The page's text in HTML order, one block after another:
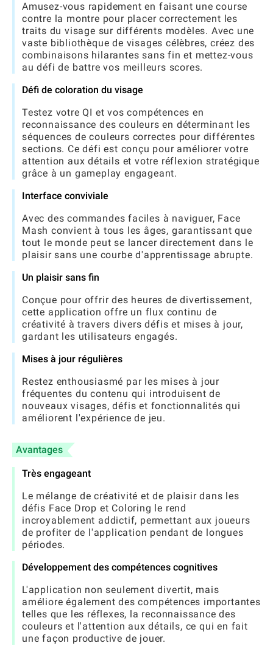
Amusez-vous rapidement en faisant une course
contre la montre pour placer correctement les
traits du visage sur différents modèles. Avec une
vaste bibliothèque de visages célèbres, créez des
combinaisons hilarantes sans fin et mettez-vous
au défi de battre vos meilleurs scores.
Défi de coloration du visage
Testez votre QI et vos compétences en
reconnaissance des couleurs en déterminant les
séquences de couleurs correctes pour différentes
sections. Ce défi est conçu pour améliorer votre
attention aux détails et votre réflexion stratégique
grâce à un gameplay engageant.
Interface conviviale
Avec des commandes faciles à naviguer, Face
Mash convient à tous les âges, garantissant que
tout le monde peut se lancer directement dans le
plaisir sans une courbe d'apprentissage abrupte.
Un plaisir sans fin
Conçue pour offrir des heures de divertissement,
cette application offre un flux continu de
créativité à travers divers défis et mises à jour,
gardant les utilisateurs engagés.
Mises à jour régulières
Restez enthousiasmé par les mises à jour
fréquentes du contenu qui introduisent de
nouveaux visages, défis et fonctionnalités qui
améliorent l'expérience de jeu.
Avantages
Très engageant
Le mélange de créativité et de plaisir dans les
défis Face Drop et Coloring le rend
incroyablement addictif, permettant aux joueurs
de profiter de l'application pendant de longues
périodes.
Développement des compétences cognitives
L'application non seulement divertit, mais
améliore également des compétences importantes
telles que les réflexes, la reconnaissance des
couleurs et l'attention aux détails, ce qui en fait
une façon productive de jouer.